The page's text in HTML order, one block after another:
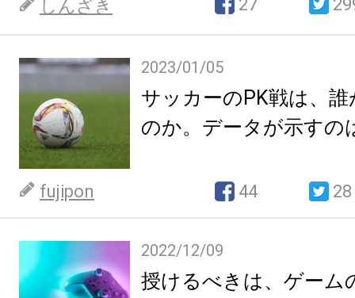
しんざき 27
2023/01/05
サッカーのPK戦は、
のか。データが示すの
fujipon 44 28
2022/12/09
授けるべきは、ゲーム